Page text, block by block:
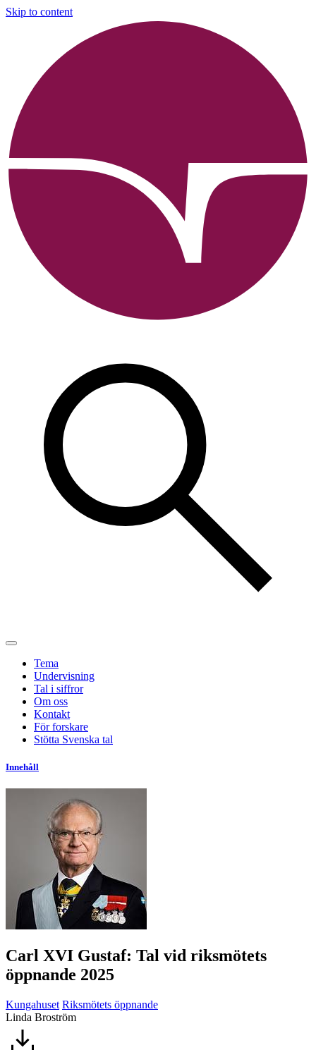
Skip to content
Tema
Undervisning
Tal i siffror
Om oss
Kontakt
För forskare
Stötta Svenska tal
Innehåll
Carl XVI Gustaf: Tal vid riksmötets
öppnande 2025
Kungahuset Riksmötets öppnande
Linda Broström